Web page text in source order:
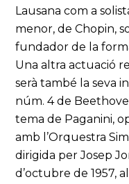
Lausana com a
menor, de Chopin,
fundador de la
Una altra actuació
serà també la seva
núm. 4 de
tema de Paganini,
amb l’Orquestra
dirigida per Josep
d’octubre de 1957,